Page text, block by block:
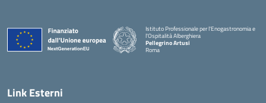
Istituto Professionale per l'Enogastronomia e
l'Ospitalità Alberghiera
Pellegrino Artusi
Roma
Link Esterni